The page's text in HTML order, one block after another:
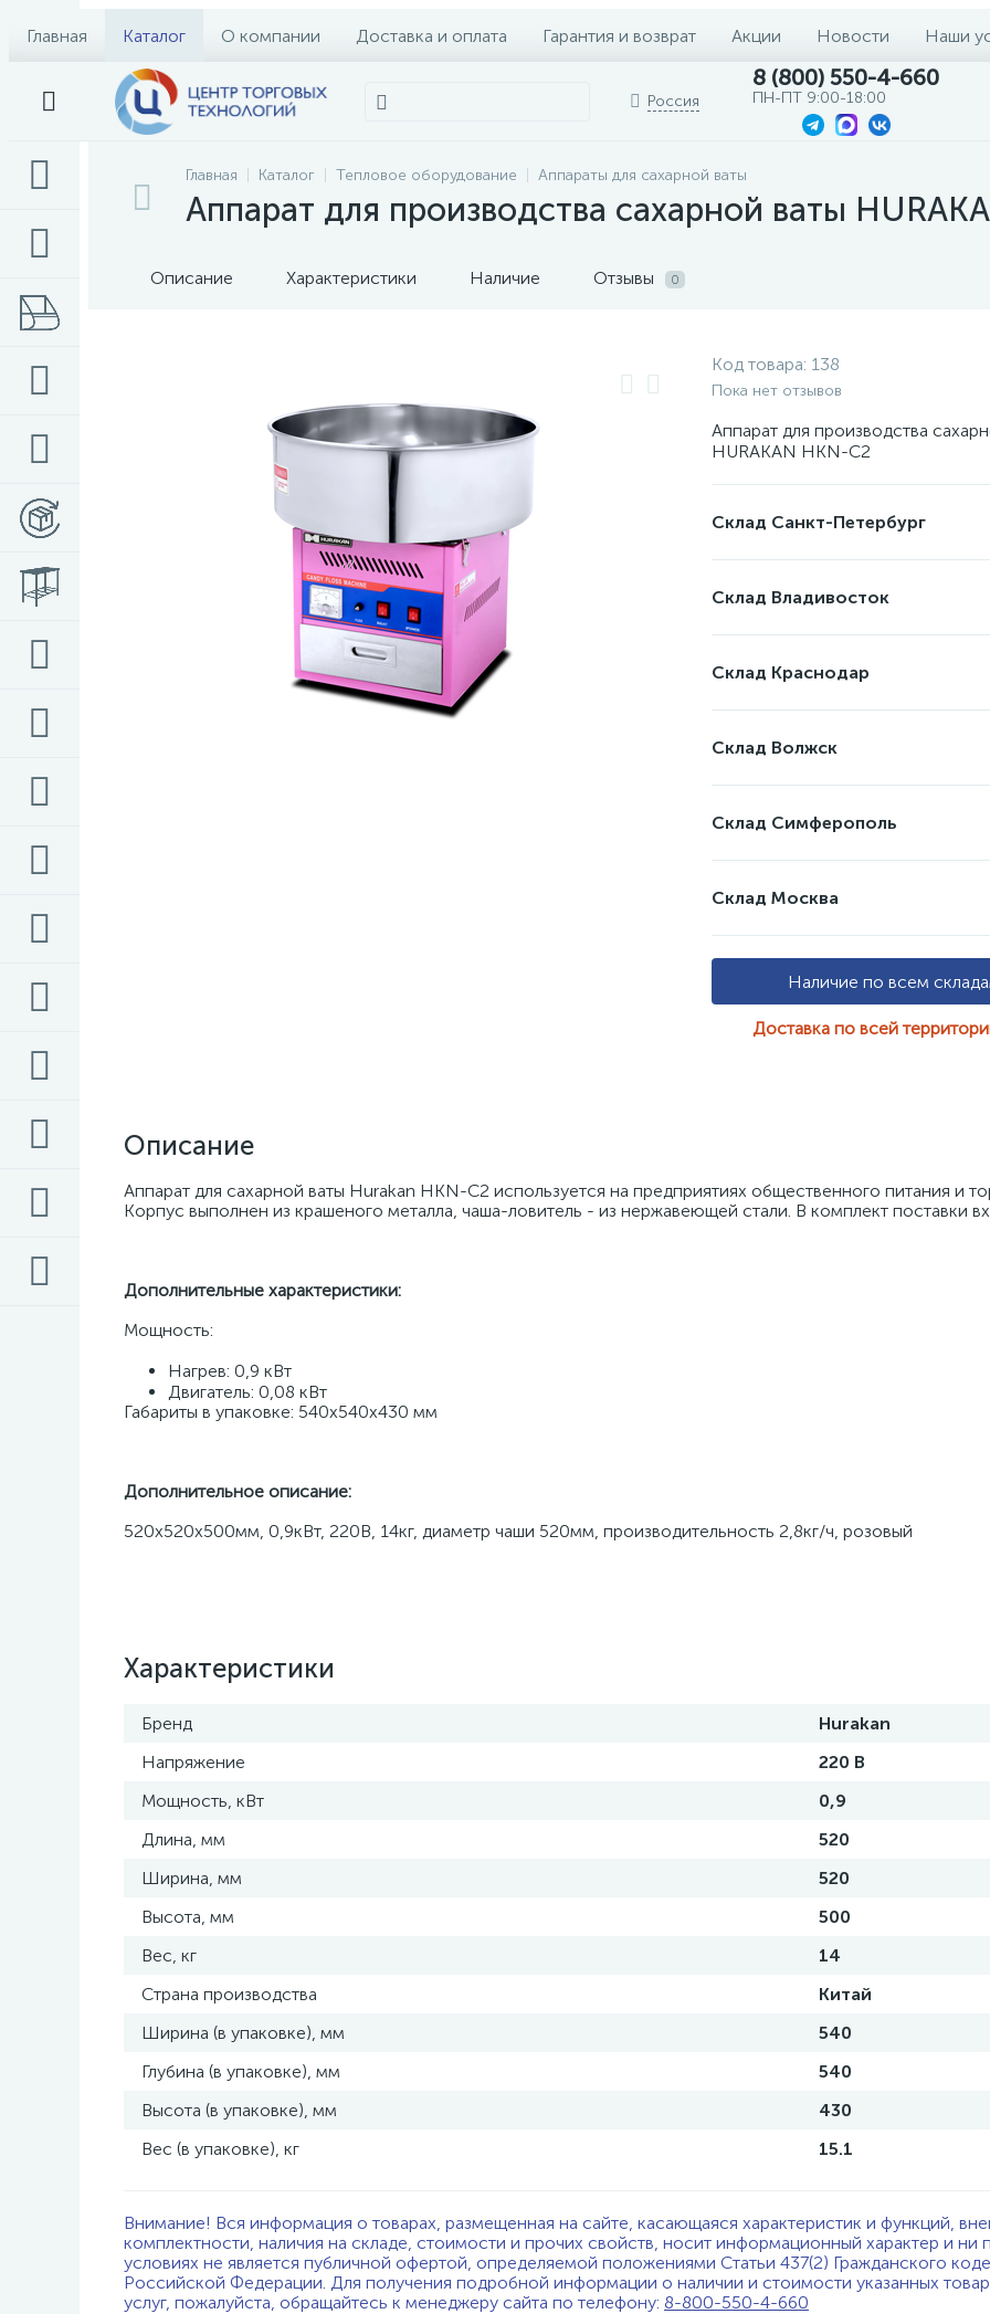
Главная Каталог О компании Доставка и оплата Гарантия и возврат Акции Новости Наши
Россия
8 (800) 550-4-660
ПН-ПТ 9:00-18:00
Главная Каталог Тепловое оборудование Аппараты для сахарной ваты
Аппарат для производства сахарной ваты
Описание Характеристики Наличие Отзывы 0
Код товара: 138
Пока нет отзывов
Аппарат для производства
HURAKAN HKN-C2
Склад Санкт-Петербург
Склад Владивосток
Склад Краснодар
Склад Волжск
Склад Симферополь
Склад Москва
Наличие по всем
Доставка по всей
Описание
Аппарат для сахарной ваты Hurakan HKN-C2 используется на предприятиях общественного питания и
Корпус выполнен из крашеного металла, чаша-ловитель - из нержавеющей стали. В комплект поставки
Дополнительные характеристики:
Мощность:
Нагрев: 0,9 кВт
Двигатель: 0,08 кВт
Габариты в упаковке: 540x540x430 мм
Дополнительное описание:
520x520x500мм, 0,9кВт, 220В, 14кг, диаметр чаши 520мм, производительность 2,8кг/ч, розовый
Характеристики
Бренд
Hurakan
Напряжение
220 В
Мощность, кВт
0,9
Длина, мм
520
Ширина, мм
520
Высота, мм
500
Вес, кг
14
Страна производства
Китай
Ширина (в упаковке), мм
540
Глубина (в упаковке), мм
540
Высота (в упаковке), мм
430
Вес (в упаковке), кг
15.1
Внимание! Вся информация о товарах, размещенная на сайте, касающаяся характеристик и функций,
комплектности, наличия на складе, стоимости и прочих свойств, носит информационный характер и ни
условиях не является публичной офертой, определяемой положениями Статьи 437(2) Гражданского
Российской Федерации. Для получения подробной информации о наличии и стоимости указанных
услуг, пожалуйста, обращайтесь к менеджеру сайта по телефону: 8-800-550-4-660